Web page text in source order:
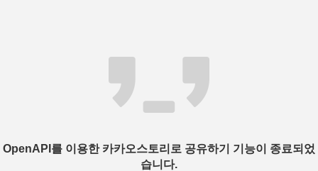
OpenAPI를 이용한 카카오스토리로 공유하기 기능이 종료되었
습니다.